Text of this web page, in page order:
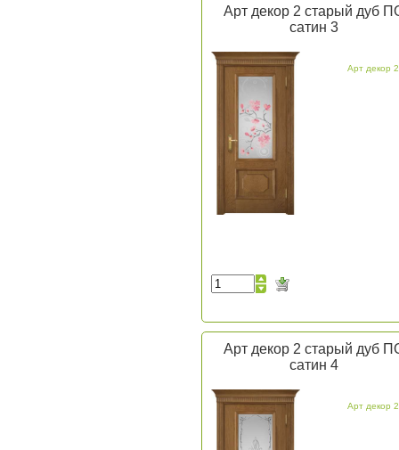
Арт декор 2 старый дуб
сатин 3
Арт декор 2
Арт декор 2 старый дуб
сатин 4
Арт декор 2